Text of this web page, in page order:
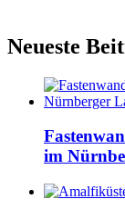
Neueste
im